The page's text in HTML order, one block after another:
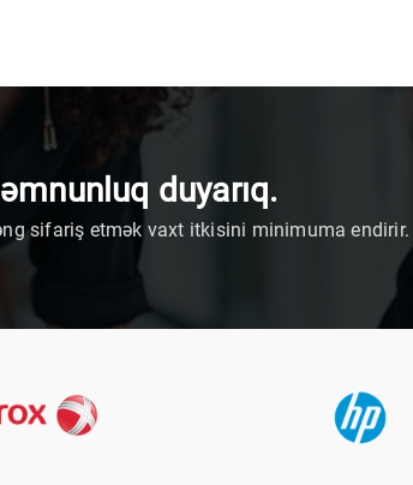
duyarıq.
sifariş etmək vaxt itkisini minimuma endirir.